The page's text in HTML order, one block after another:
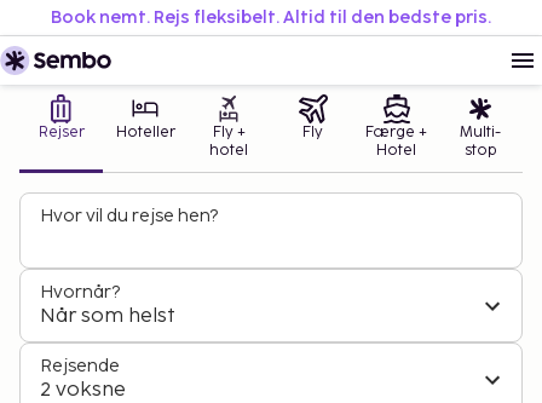
Book nemt. Rejs fleksibelt. Altid til den bedste pris.
Rejser Hoteller
Fly +
hotel
Fly
Færge +
Hotel
Multi-
stop
Hvor vil du rejse hen?
Hvornår?
Når som helst
Rejsende
2 voksne